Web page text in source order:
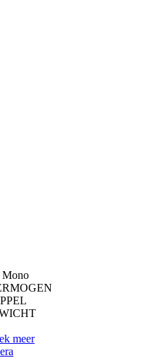
Mono
meer